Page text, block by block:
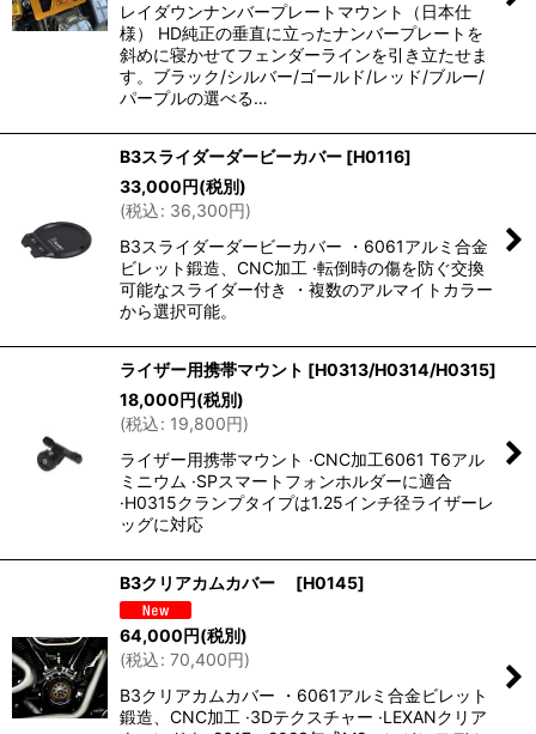
レイダウンナンバープレートマウント（日本仕
様） HD純正の垂直に立ったナンバープレートを
斜めに寝かせてフェンダーラインを引き立たせま
す。ブラック/シルバー/ゴールド/レッド/ブルー/
パープルの選べる…
B3スライダーダービーカバー [H0116]
33,000 円(税別)
(税込: 36,300円)
B3スライダーダービーカバー ・6061アルミ合金
ビレット鍛造、CNC加工 ·転倒時の傷を防ぐ交換
可能なスライダー付き ・複数のアルマイトカラー
から選択可能。
ライザー用携帯マウント [H0313/H0314/H0315]
18,000 円(税別)
(税込: 19,800円)
ライザー用携帯マウント ·CNC加工6061 T6アル
ミニウム ·SPスマートフォンホルダーに適合
·H0315クランプタイプは1.25インチ径ライザーレ
ッグに対応
B3クリアカムカバー [H0145]
64,000円(税別)
(税込: 70,400円)
B3クリアカムカバー ・6061アルミ合金ビレット
鍛造、CNC加工 ·3Dテクスチャー ·LEXANクリア